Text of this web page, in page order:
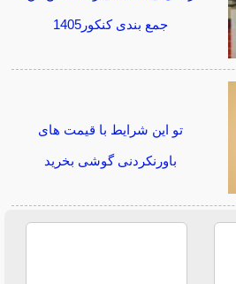
جمع بندی کنکور1405
تو این شرایط با قیمت های
باورنکردنی گوشی بخرید